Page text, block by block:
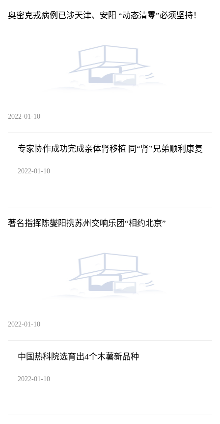
奥密克戎病例已涉天津、安阳 “动态清零”必须坚持！
2022-01-10
专家协作成功完成亲体肾移植 同“肾”兄弟顺利康复
2022-01-10
著名指挥陈燮阳携苏州交响乐团“相约北京”
2022-01-10
中国热科院选育出4个木薯新品种
2022-01-10